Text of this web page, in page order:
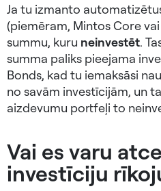
Ja tu izmanto
(piemēram, Mintos Core
summu, kuru neinvestēt.
summa paliks pieejama
Bonds, kad tu iemaksāsi
no savām investīcijām, un
aizdevumu portfeļi to
Vai es varu
investīciju